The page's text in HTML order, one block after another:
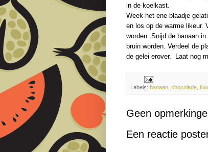
in de koelkast.
Week het ene blaadje
en los op de warme likeur.
worden. Snijd de banaan
bruin worden. Verdeel de
de gelei erover. Laat nog
Labels: banaan chocolade
Geen
Een reactie